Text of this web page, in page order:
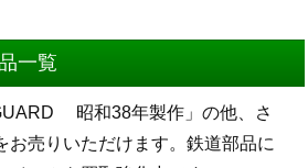
一覧
昭和38年製作」の他、さ
お売りいただけます。鉄道部品に